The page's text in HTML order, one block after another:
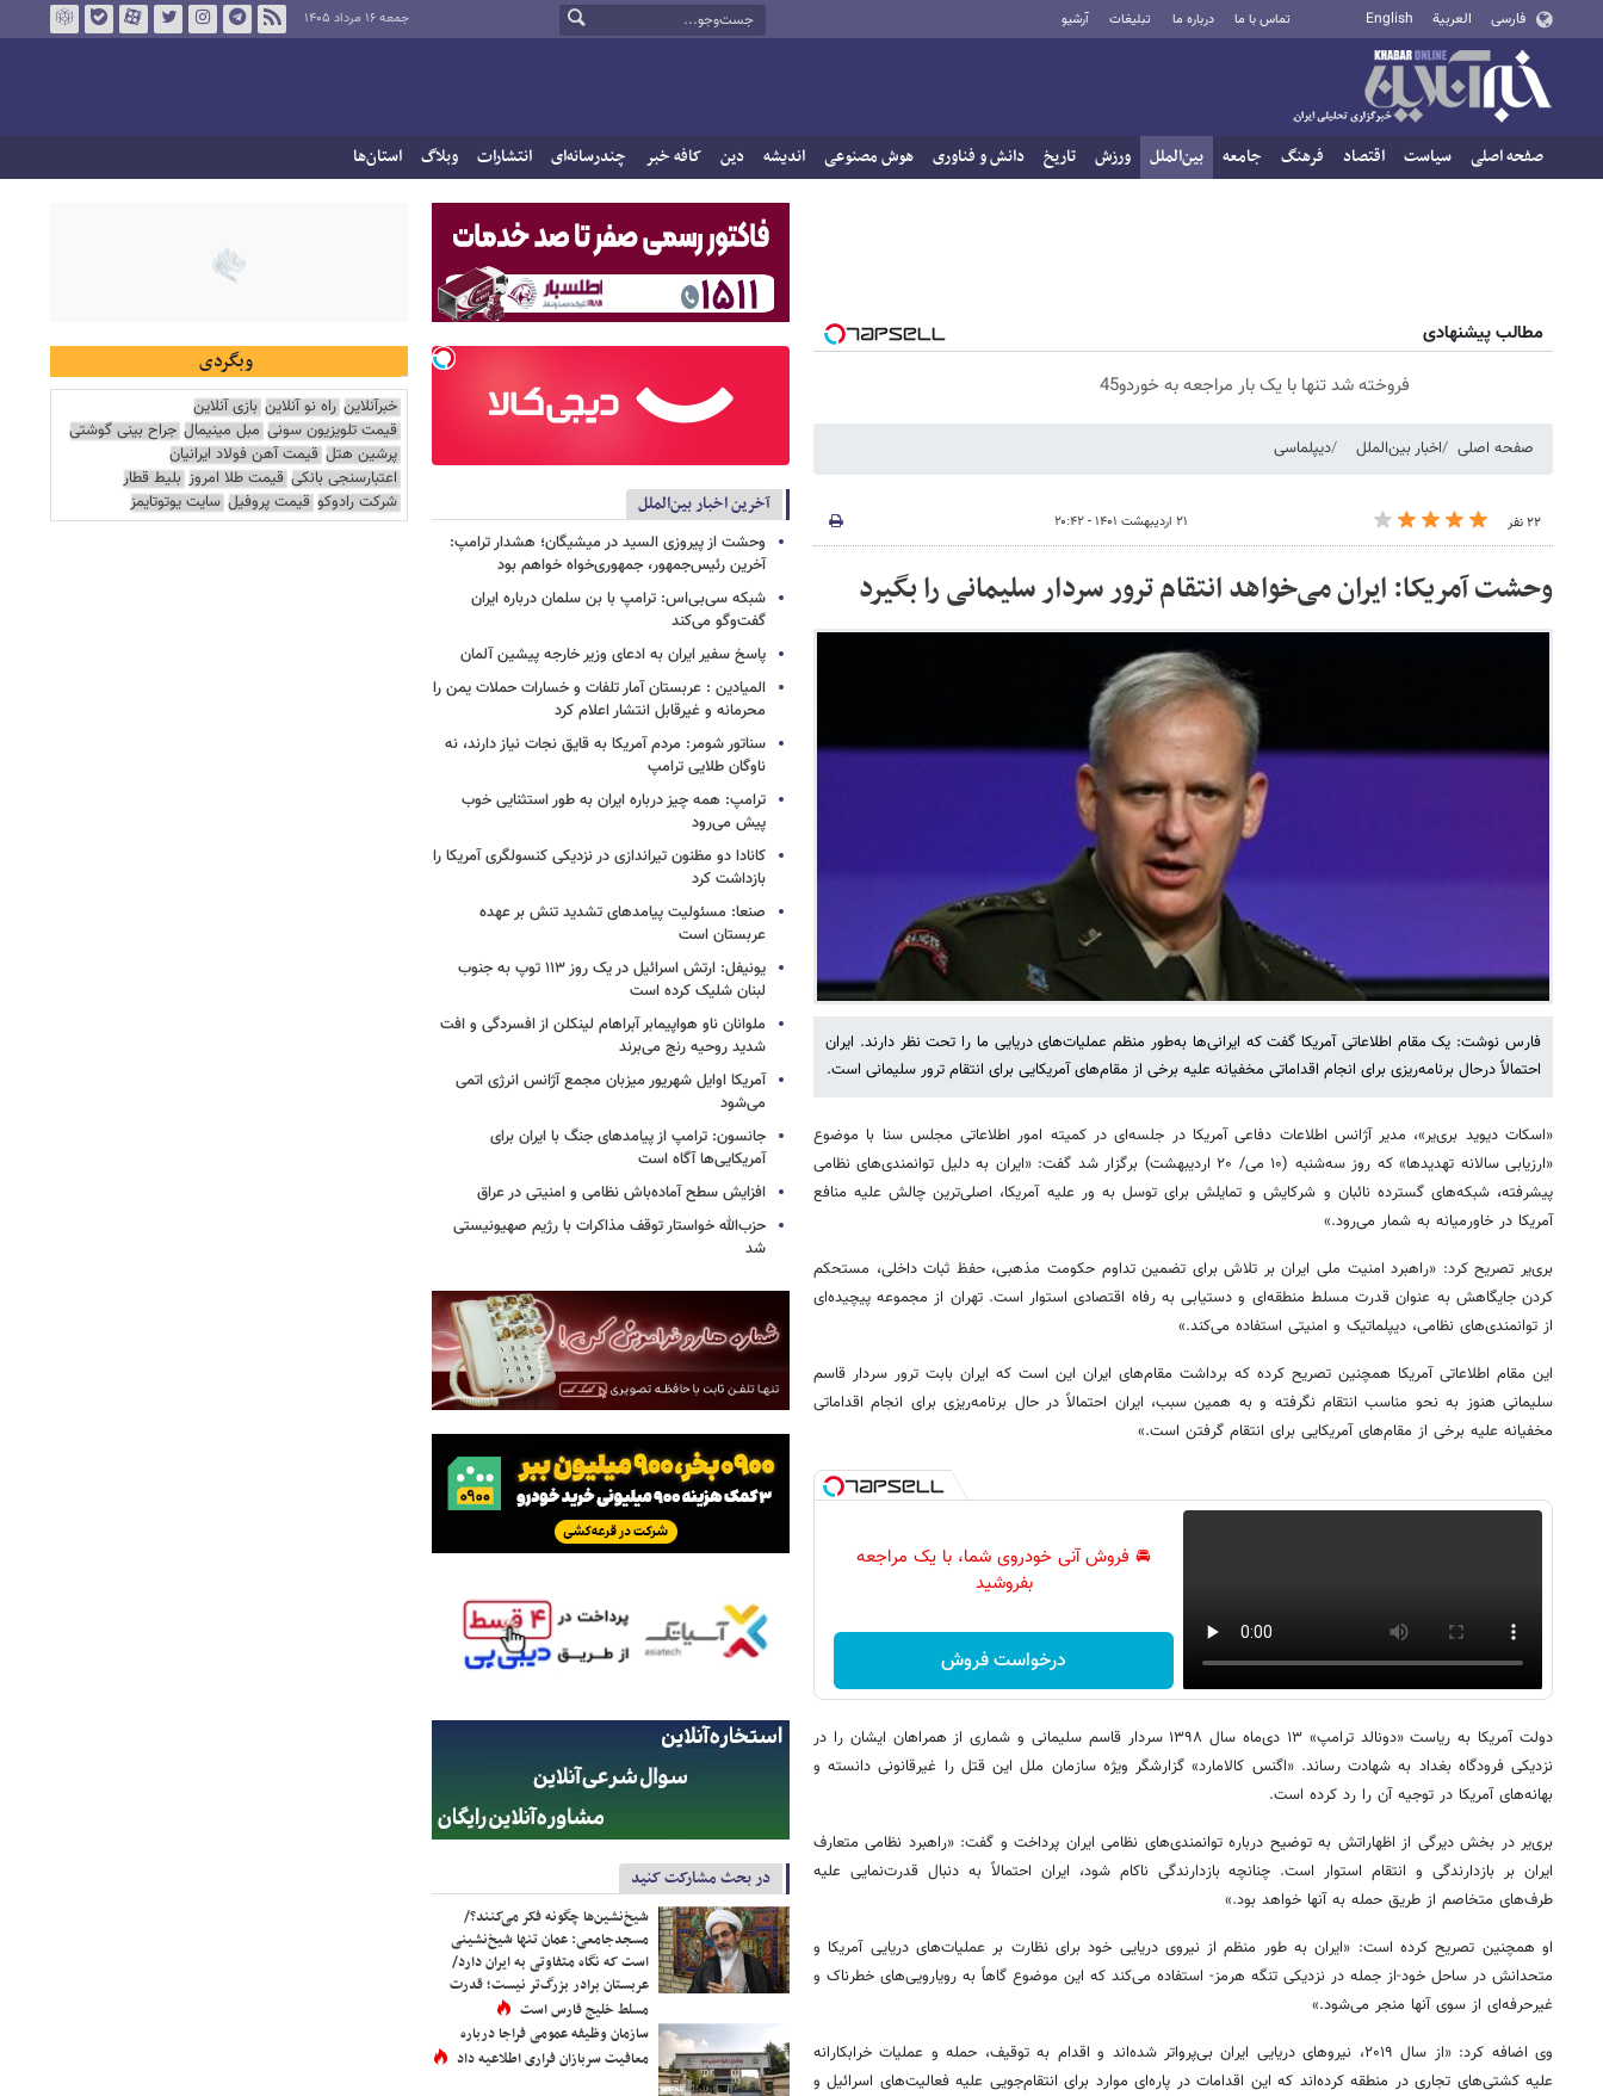
فارسی العربية English تماس با ما درباره ما تبلیغات آرشیو جمعه ۱۶ مرداد ۱۴۰۵
صفحه اصلی سیاست اقتصاد فرهنگ جامعه بین‌الملل ورزش تاریخ دانش و فناوری هوش مصنوعی اندیشه دین کافه خبر چندرسانه‌ای انتشارات وبلاگ استان‌ها
مطالب پیشنهادی
فروخته شد تنها با یک بار مراجعه به خوردو45
صفحه اصلی اخبار بین‌الملل دیپلماسی
۲۲ نفر ۲۱ اردیبهشت ۱۴۰۱ - ۲۰:۴۲
وحشت آمریکا: ایران می‌خواهد انتقام ترور سردار سلیمانی را بگیرد
فارس نوشت: یک مقام اطلاعاتی آمریکا گفت که ایرانی‌ها به‌طور منظم عملیات‌های دریایی ما را تحت نظر دارند. ایران
احتمالاً درحال برنامه‌ریزی برای انجام اقداماتی مخفیانه علیه برخی از مقام‌های آمریکایی برای انتقام ترور سلیمانی است.
«اسکات دیوید بری‌یر»، مدیر آژانس اطلاعات دفاعی آمریکا در جلسه‌ای در کمیته امور اطلاعاتی مجلس سنا با موضوع
«ارزیابی سالانه تهدیدها» که روز سه‌شنبه (۱۰ می/ ۲۰ اردیبهشت) برگزار شد گفت: «ایران به دلیل توانمندی‌های نظامی
پیشرفته‌، شبکه‌های گسترده نائبان و شرکایش و تمایلش برای توسل به ور علیه آمریکا، اصلی‌ترین چالش علیه منافع
آمریکا در خاورمیانه به شمار می‌رود.»
بری‌یر تصریح کرد: «راهبرد امنیت ملی ایران بر تلاش برای تضمین تداوم حکومت مذهبی، حفظ ثبات داخلی، مستحکم
کردن جایگاهش به عنوان قدرت مسلط منطقه‌ای و دستیابی به رفاه اقتصادی استوار است. تهران از مجموعه پیچیده‌ای
از توانمندی‌های نظامی، دیپلماتیک و امنیتی استفاده می‌کند.»
این مقام اطلاعاتی آمریکا همچنین تصریح کرده که برداشت مقام‌های ایران این است که ایران بابت ترور سردار قاسم
سلیمانی هنوز به نحو مناسب انتقام نگرفته و به همین سبب، ایران احتمالاً در حال برنامه‌ریزی برای انجام اقداماتی
مخفیانه علیه برخی از مقام‌های آمریکایی برای انتقام گرفتن است.»
🚘 فروش آنی خودروی شما، با یک مراجعه
بفروشید
درخواست فروش
دولت آمریکا به ریاست «دونالد ترامپ» ۱۳ دی‌ماه سال ۱۳۹۸ سردار قاسم سلیمانی و شماری از همراهان ایشان را در
نزدیکی فرودگاه بغداد به شهادت رساند. «اگنس کالامارد» گزارشگر ویژه سازمان ملل این قتل را غیرقانونی دانسته و
بهانه‌های آمریکا در توجیه آن را رد کرده است.
بری‌یر در بخش دیرگی از اظهاراتش به توضیح درباره توانمندی‌های نظامی ایران پرداخت و گفت: «راهبرد نظامی متعارف
ایران بر بازدارندگی و انتقام استوار است. چنانچه بازدارندگی ناکام شود، ایران احتمالاً به دنبال قدرت‌نمایی علیه
طرف‌های متخاصم از طریق حمله به آنها خواهد بود.»
او همچنین تصریح کرده است: «ایران به طور منظم از نیروی دریایی خود برای نظارت بر عملیات‌های دریایی آمریکا و
متحدانش در ساحل خود-از جمله در نزدیکی تنگه هرمز- استفاده می‌کند که این موضوع گاهاً به رویارویی‌های خطرناک و
غیرحرفه‌ای از سوی آنها منجر می‌شود.»
وی اضافه کرد: «از سال ۲۰۱۹، نیروهای دریایی ایران بی‌پرواتر شده‌اند و اقدام به توقیف، حمله و عملیات خرابکارانه
علیه کشتی‌های تجاری در منطقه کرده‌اند که این اقدامات در پاره‌ای موارد برای انتقام‌جویی علیه فعالیت‌های اسرائیل و
آخرین اخبار بین‌الملل
وحشت از پیروزی السید در میشیگان؛ هشدار ترامپ:
آخرین رئیس‌جمهور، جمهوری‌خواه خواهم بود
شبکه سی‌بی‌اس: ترامپ با بن سلمان درباره ایران
گفت‌وگو می‌کند
پاسخ سفیر ایران به ادعای وزیر خارجه پیشین آلمان
المیادین : عربستان آمار تلفات و خسارات حملات یمن را
محرمانه و غیرقابل انتشار اعلام کرد
سناتور شومر: مردم آمریکا به قایق نجات نیاز دارند، نه
ناوگان طلایی ترامپ
ترامپ: همه چیز درباره ایران به طور استثنایی خوب
پیش می‌رود
کانادا دو مظنون تیراندازی در نزدیکی کنسولگری آمریکا را
بازداشت کرد
صنعا: مسئولیت پیامدهای تشدید تنش بر عهده
عربستان است
یونیفل: ارتش اسرائیل در یک روز ۱۱۳ توپ به جنوب
لبنان شلیک کرده است
ملوانان ناو هواپیمابر آبراهام لینکلن از افسردگی و افت
شدید روحیه رنج می‌برند
آمریکا اوایل شهریور میزبان مجمع آژانس انرژی اتمی
می‌شود
جانسون: ترامپ از پیامدهای جنگ با ایران برای
آمریکایی‌ها آگاه است
افزایش سطح آماده‌باش نظامی و امنیتی در عراق
حزب‌الله خواستار توقف مذاکرات با رژیم صهیونیستی
شد
در بحث مشارکت کنید
شیخ‌نشین‌ها چگونه فکر می‌کنند؟/
مسجدجامعی: عمان تنها شیخ‌نشینی
است که نگاه متفاوتی به ایران دارد/
عربستان برادر بزرگ‌تر نیست؛ قدرت
مسلط خلیج فارس است
سازمان وظیفه عمومی فراجا درباره
معافیت سربازان فراری اطلاعیه داد
وبگردی
خبرآنلاین راه نو آنلاین بازی آنلاین
قیمت تلویزیون سونی مبل مینیمال جراح بینی گوشتی
پرشین هتل قیمت آهن فولاد ایرانیان
اعتبارسنجی بانکی قیمت طلا امروز بلیط قطار
شرکت رادوکو قیمت پروفیل سایت یوتوتایمز